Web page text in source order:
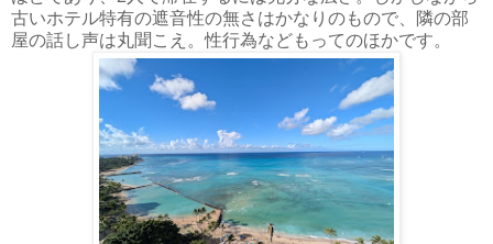
古いホテル特有の遮音性の無さはかなりのもので、隣の部
屋の話し声は丸聞こえ。性行為などもってのほかです。